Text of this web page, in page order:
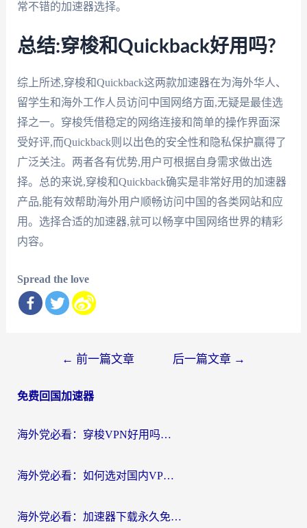
常不错的加速器选择。
总结:穿梭和Quickback好用吗?
综上所述,穿梭和Quickback这两款加速器在为海外华人、
留学生和海外工作人员访问中国网络方面,无疑是最佳选
择之一。穿梭凭借稳定的网络连接和简单的操作界面深
受好评,而Quickback则以出色的安全性和隐私保护赢得了
广泛关注。两者各有优势,用户可根据自身需求做出选
择。总的来说,穿梭和Quickback确实是非常好用的加速器
产品,能有效帮助海外用户顺畅访问中国的各类网站和应
用。选择合适的加速器,就可以畅享中国网络世界的精彩
内容。
Spread the love
导
← 前一篇文章 后一篇文章 →
免费回国加速器
海外党必看：穿梭VPN好用吗？和云帆VPN对比哪个回国效果更好？附真实测评+避坑指南
海外党必看：如何选对国内VPN，实现无缝访问国内资源？
海外党必看：加速器下载永久免费版真的存在吗？教你无缝访问国内资源的正确姿势